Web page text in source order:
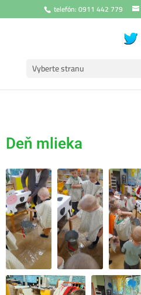
telefón: 0911 442 779
Vyberte stranu
Deň mlieka